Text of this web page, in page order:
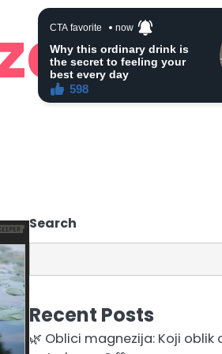
Search
Recent Posts
🌿 Oblici magnezija: Koji